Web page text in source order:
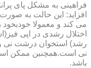
فراهینی به مشکل پای
افزاید: این حالت به
می کند و معمولا خودبخود
اختلال رشدی در اپی
رشد) استخوان درشت نی
نی است.همچنین ممکن
باشد.